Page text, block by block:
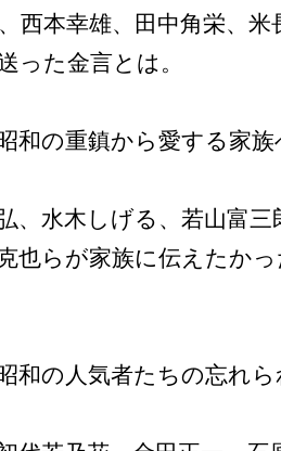
西本幸雄、田中角栄、米
った金言とは。
和の重鎮から愛する家族
、水木しげる、若山富三
也らが家族に伝えたか
和の人気者たちの忘れら